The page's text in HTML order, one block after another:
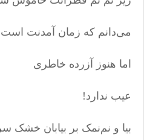
می‌دانم که زمان آمدنت
اما هنوز آزرده خاطری
عیب ندارد!
بیا و نم‌نمک بر بیابان خشک